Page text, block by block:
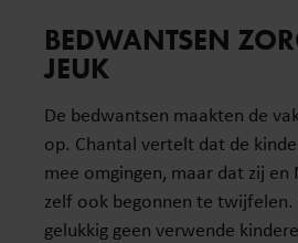
BEDWANTSEN
JEUK
De bedwantsen maakten de
op. Chantal vertelt dat de
mee omgingen, maar dat zij
zelf ook begonnen te twijfelen.
gelukkig geen verwende